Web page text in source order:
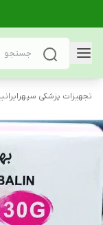
تجهیزات پزشکی